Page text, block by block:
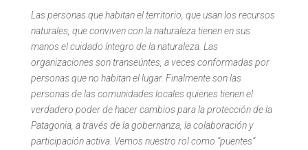
Las personas que habitan el territorio, que usan los recursos
naturales, que conviven con la naturaleza tienen en sus
manos el cuidado íntegro de la naturaleza. Las
organizaciones son transeúntes, a veces conformadas por
personas que no habitan el lugar. Finalmente son las
personas de las comunidades locales quienes tienen el
verdadero poder de hacer cambios para la protección de la
Patagonia, a través de la gobernanza, la colaboración y
participación activa. Vemos nuestro rol como “puentes”